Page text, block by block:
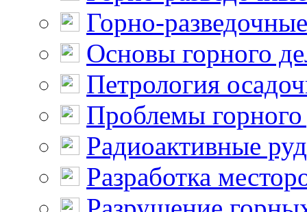
Горно-
Основы горного
Петрология
Проблемы горного
Радиоактивные
Разработка